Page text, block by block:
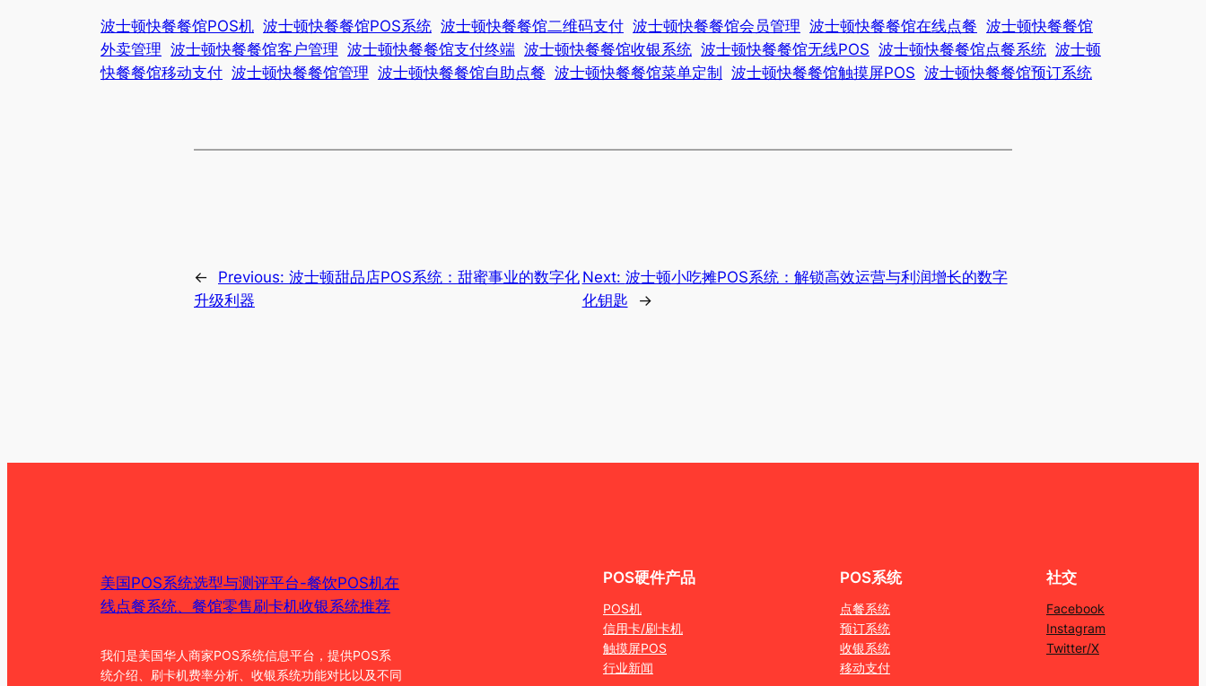
波士顿快餐餐馆POS机 波士顿快餐餐馆POS系统 波士顿快餐餐馆二维码支付 波士顿快餐餐馆会员管理 波士顿快餐餐馆在线点餐 波士顿快餐餐馆
外卖管理 波士顿快餐餐馆客户管理 波士顿快餐餐馆支付终端 波士顿快餐餐馆收银系统 波士顿快餐餐馆无线POS 波士顿快餐餐馆点餐系统 波士顿
快餐餐馆移动支付 波士顿快餐餐馆管理 波士顿快餐餐馆自助点餐 波士顿快餐餐馆菜单定制 波士顿快餐餐馆触摸屏POS 波士顿快餐餐馆预订系统
← Previous: 波士顿甜品店POS系统：甜蜜事业的数字化
升级利器
Next: 波士顿小吃摊POS系统：解锁高效运营与利润增长的数字
化钥匙
→
美国POS系统选型与测评平台-餐饮POS机在
线点餐系统、餐馆零售刷卡机收银系统推荐
我们是美国华人商家POS系统信息平台，提供POS系
统介绍、刷卡机费率分析、收银系统功能对比以及不同
POS硬件产品
POS机
信用卡/刷卡机
触摸屏POS
行业新闻
POS系统
点餐系统
预订系统
收银系统
移动支付
社交
Facebook
Instagram
Twitter/X